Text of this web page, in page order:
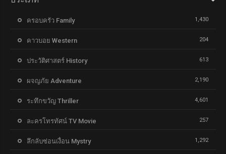
ครอบครัว Family 1,430
คาวบอย Western 204
ประวัติศาสตร์ History 613
ผจญภัย Adventure 2,190
ระทึกขวัญ Thriller 4,601
ละครโทรทัศน์ TV Movie 257
ลึกลับซ่อนเงื่อน Mystry 1,292